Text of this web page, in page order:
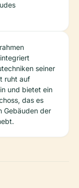
seiner
ruht auf
und bietet ein
das es
Gebäuden der